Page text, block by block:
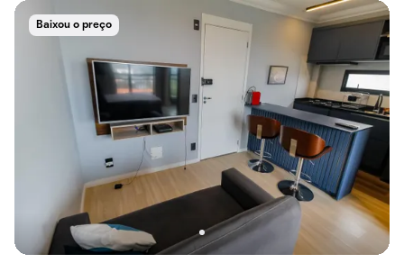
Baixou o preço